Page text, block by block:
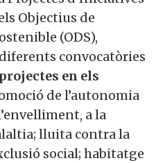
Objectius de
(ODS),
convocatòries
en els
de l’autonomia
a la
lluita contra la
social; habitatge